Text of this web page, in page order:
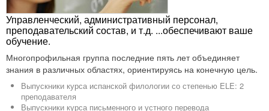
Управленческий, административный персонал,
преподавательский состав, и т.д. ...обеспечивают ваше
обучение.
Многопрофильная группа последние пять лет объединяет
знания в различных областях, ориентируясь на конечную цель.
Выпускники курса испанской филологии со степенью ELE: 2
преподавателя
Выпускники курса письменного и устного перевода